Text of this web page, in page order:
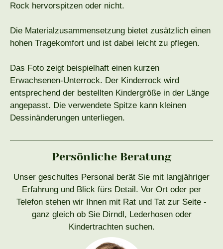
Rock hervorspitzen oder nicht.
Die Materialzusammensetzung bietet zusätzlich einen
hohen Tragekomfort und ist dabei leicht zu pflegen.
Das Foto zeigt beispielhaft einen kurzen
Erwachsenen-Unterrock. Der Kinderrock wird
entsprechend der bestellten Kindergröße in der Länge
angepasst. Die verwendete Spitze kann kleinen
Dessinänderungen unterliegen.
Persönliche Beratung
Unser geschultes Personal berät Sie mit langjähriger
Erfahrung und Blick fürs Detail. Vor Ort oder per
Telefon stehen wir Ihnen mit Rat und Tat zur Seite -
ganz gleich ob Sie Dirndl, Lederhosen oder
Kindertrachten suchen.